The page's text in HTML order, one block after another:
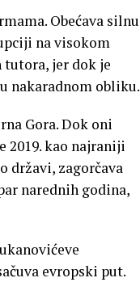
Obećava silnu
na visokom
tutora, jer dok je
nakaradnom obliku.
Gora. Dok oni
2019. kao najraniji
državi, zagorčava
narednih godina,
evropski put.